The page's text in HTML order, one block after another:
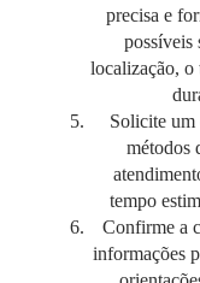
precisa e
possíveis
localização, o
Solicite um
métodos
tempo
Confirme a
informações